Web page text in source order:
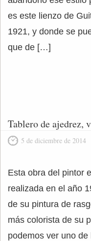
es este lienzo de
1921, y donde se
que de […]
Tablero de ajedrez,
5 de diciembre de 2014
Esta obra del pintor
realizada en el año
de su pintura de
más colorista de su
podemos ver uno